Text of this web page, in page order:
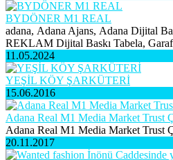
BYDÖNER M1 REAL
adana, Adana Ajans, Adana Dijital
REKLAM Dijital Baskı Tabela,
11.05.2024
YEŞİL KÖY ŞARKÜTERİ
15.06.2016
Adana Real M1 Media Market Trust
Adana Real M1 Media Market Trust
20.11.2017